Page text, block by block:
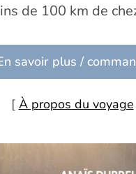
de 100 km de
savoir plus /
[ À propos du voyage